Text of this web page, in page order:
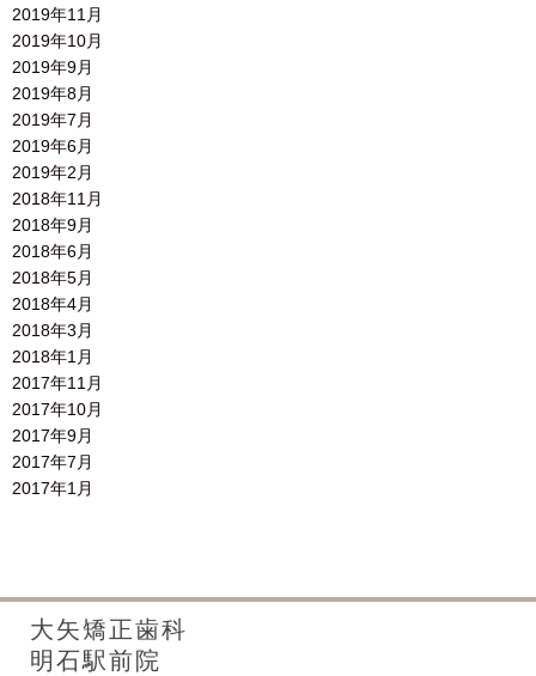
2019年11月
2019年10月
2019年9月
2019年8月
2019年7月
2019年6月
2019年2月
2018年11月
2018年9月
2018年6月
2018年5月
2018年4月
2018年3月
2018年1月
2017年11月
2017年10月
2017年9月
2017年7月
2017年1月
大矢矯正歯科
明石駅前院